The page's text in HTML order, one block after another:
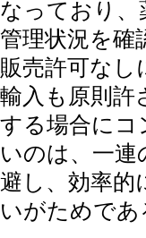
なっており、
管理状況を確
販売許可なし
輸入も原則許
する場合にコ
いのは、一連
避し、効率的
いがためであ